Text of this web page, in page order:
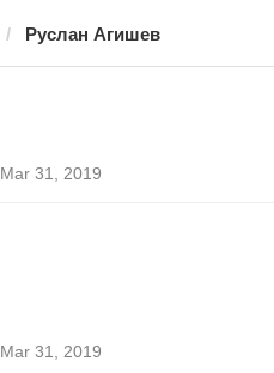
Руслан Агишев
Mar 31, 2019
Mar 31, 2019